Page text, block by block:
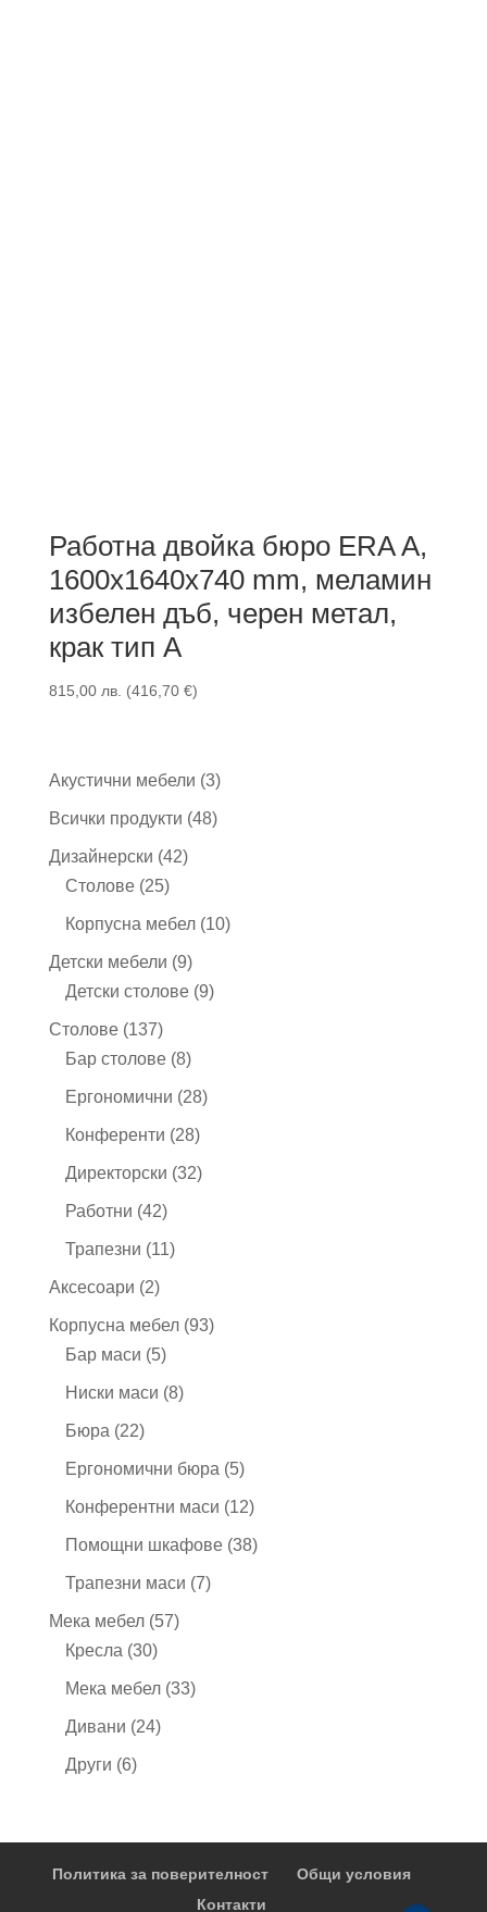
Работна двойка бюро ERA A,
1600x1640x740 mm, меламин
избелен дъб, черен метал,
крак тип A
815,00 лв. (416,70 €)
Акустични мебели 33
продукта
Всички продукти 4848
Дизайнерски 4242
Столове 2525
продукта
Корпусна мебел 1010
Детски мебели 99
продукта
Детски столове 99
Столове 137137
продукта
Бар столове 88
продукта
Ергономични 2828
Конференти 2828
продукта
Директорски 3232
Работни 4242
продукта
Трапезни 1111
Аксесоари 22
продукта
Корпусна мебел 9393
Бар маси 55
продукта
Ниски маси 88
Бюра 2222
продукта
Ергономични бюра 55
продукта
Конферентни маси 1212
продукта
Помощни шкафове 3838
Трапезни маси 77
Мека мебел 5757
Кресла 3030
продукта
Мека мебел 3333
Дивани 2424
Други 66
Политика за поверителност
Общи условия
Контакти